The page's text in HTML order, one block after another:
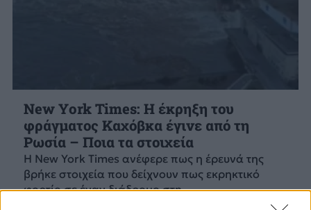
New York Times: Η έκρηξη του
φράγματος Καχόβκα έγινε από τη
Ρωσία – Ποια τα στοιχεία
Η New York Times ανέφερε πως η έρευνά της
βρήκε στοιχεία που δείχνουν πως εκρηκτικό
φορτίο σε έναν διάδρομο στη...